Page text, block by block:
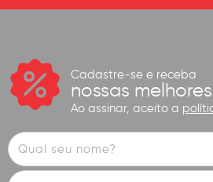
Cadastre-se e receba
nossas
Ao assinar, aceito a